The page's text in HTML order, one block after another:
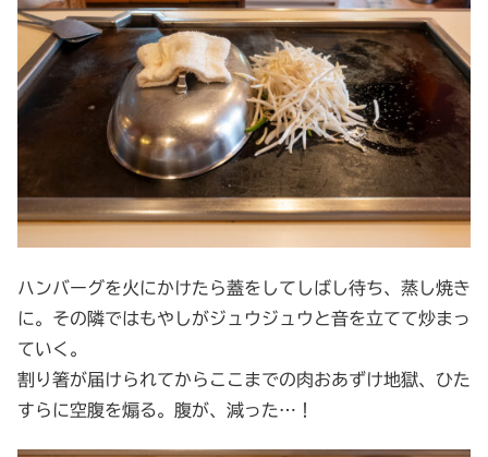
ハンバーグを火にかけたら蓋をしてしばし待ち、蒸し焼き
に。その隣ではもやしがジュウジュウと音を立てて炒まっ
ていく。
割り箸が届けられてからここまでの肉おあずけ地獄、ひた
すらに空腹を煽る。腹が、減った…！